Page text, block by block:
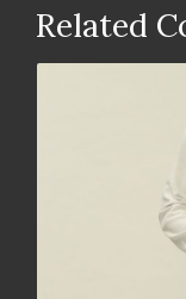
Related